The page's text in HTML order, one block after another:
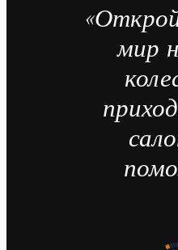
мир